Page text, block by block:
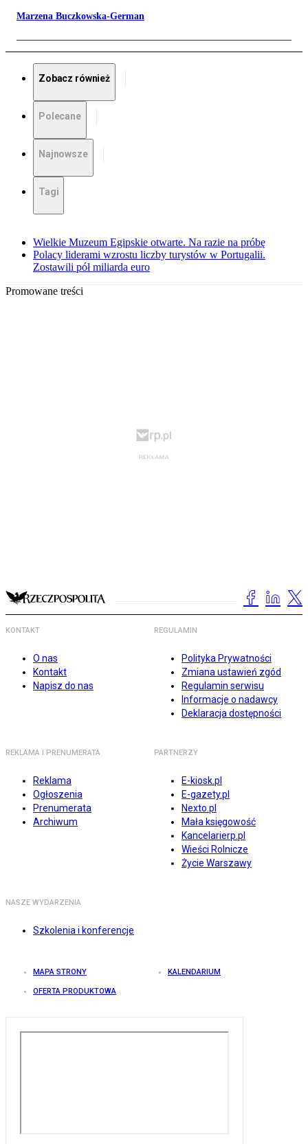
Marzena Buczkowska-German
Zobacz również
Polecane
Najnowsze
Tagi
Wielkie Muzeum Egipskie otwarte. Na razie na próbę
Polacy liderami wzrostu liczby turystów w Portugalii.
Zostawili pół miliarda euro
Promowane treści
KONTAKT
O nas
Kontakt
Napisz do nas
REGULAMIN
Polityka Prywatności
Zmiana ustawień zgód
Regulamin serwisu
Informacje o nadawcy
Deklaracja dostępności
REKLAMA I PRENUMERATA
Reklama
Ogłoszenia
Prenumerata
Archiwum
PARTNERZY
E-kiosk.pl
E-gazety.pl
Nexto.pl
Mała księgowość
Kancelarierp.pl
Wieści Rolnicze
Życie Warszawy
NASZE WYDARZENIA
Szkolenia i konferencje
MAPA STRONY KALENDARIUM
OFERTA PRODUKTOWA